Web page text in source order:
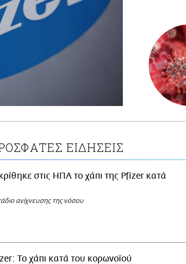
ΕΙΔΗΣΕΙΣ
στις ΗΠΑ το χάπι της Pfizer κατά
ανίχνευσης της νόσου
Το χάπι κατά του κορωνοϊού